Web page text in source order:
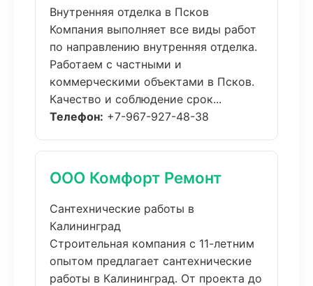
Внутренняя отделка в Псков
Компания выполняет все виды работ
по направлению внутренняя отделка.
Работаем с частными и
коммерческими объектами в Псков.
Качество и соблюдение срок...
Телефон: +7-967-927-48-38
ООО Комфорт Ремонт
Сантехнические работы в
Калининград
Строительная компания с 11-летним
опытом предлагает сантехнические
работы в Калининград. От проекта до